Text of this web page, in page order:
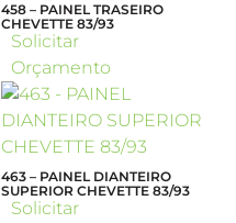
458 – PAINEL TRASEIRO
CHEVETTE 83/93
Solicitar
Orçamento
463 – PAINEL DIANTEIRO
SUPERIOR CHEVETTE 83/93
Solicitar